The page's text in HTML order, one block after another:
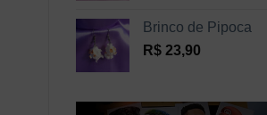
Brinco de Pipoca
R$23,90